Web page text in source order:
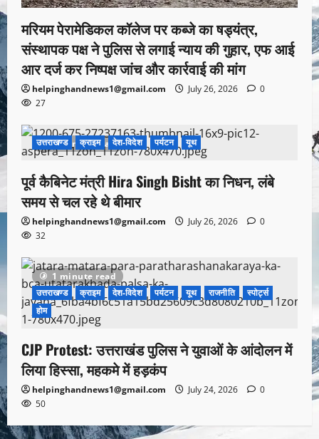
मरियम पेरामेडिकल कॉलेज पर कब्जे का षड्यंत्र,
संस्थापक पक्ष ने पुलिस से लगाई न्याय की गुहार, एफ आई
आर दर्ज कर निष्पक्ष जांच और कार्रवाई की मांग
helpinghandnews1@gmail.com July 26, 2026
0
27
1 minute read
उत्तराखण्ड क्राइम देश-विदेश पर्यटन यूथ
पूर्व कैबिनेट मंत्री Hira Singh Bisht का निधन, लंबे
समय से चल रहे थे बीमार
helpinghandnews1@gmail.com July 26, 2026
0
32
1 minute read
उत्तराखण्ड
क्राइम देश-विदेश पर्यटन यूथ राजनीति
स्पोर्ट्स
होम
CJP Protest: उत्तराखंड पुलिस ने युवाओं के आंदोलन में
लिया हिस्सा, महकमे में हड़कंप
helpinghandnews1@gmail.com July 24, 2026
0
50